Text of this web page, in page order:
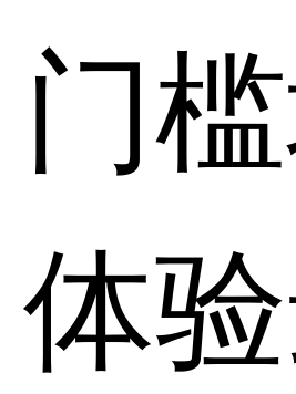
门
体